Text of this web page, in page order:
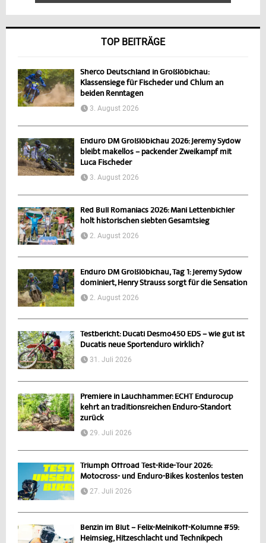
TOP BEITRÄGE
Sherco Deutschland in Großlöbichau:
Klassensiege für Fischeder und Chlum an
beiden Renntagen
3. August 2026
Enduro DM Großlöbichau 2026: Jeremy Sydow
bleibt makellos – packender Zweikampf mit
Luca Fischeder
3. August 2026
Red Bull Romaniacs 2026: Mani Lettenbichler
holt historischen siebten Gesamtsieg
2. August 2026
Enduro DM Großlöbichau, Tag 1: Jeremy Sydow
dominiert, Henry Strauss sorgt für die Sensation
2. August 2026
Testbericht: Ducati Desmo450 EDS – wie gut ist
Ducatis neue Sportenduro wirklich?
31. Juli 2026
Premiere in Lauchhammer: ECHT Endurocup
kehrt an traditionsreichen Enduro-Standort
zurück
29. Juli 2026
Triumph Offroad Test-Ride-Tour 2026:
Motocross- und Enduro-Bikes kostenlos testen
27. Juli 2026
Benzin im Blut – Felix-Melnikoff-Kolumne #59:
Heimsieg, Hitzeschlacht und Technikpech